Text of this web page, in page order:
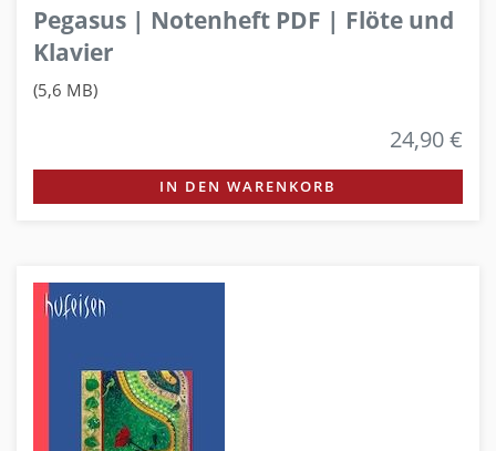
Pegasus | Notenheft PDF | Flöte und
Klavier
(5,6 MB)
24,90 €
IN DEN WARENKORB